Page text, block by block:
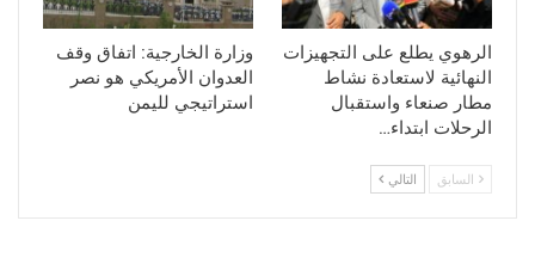
الرهوي يطلع على التجهيزات
النهائية لاستعادة نشاط
مطار صنعاء واستقبال
الرحلات ابتداء…
وزارة الخارجية: اتفاق وقف
العدوان الأمريكي هو نصر
استراتيجي لليمن
السابق التالي